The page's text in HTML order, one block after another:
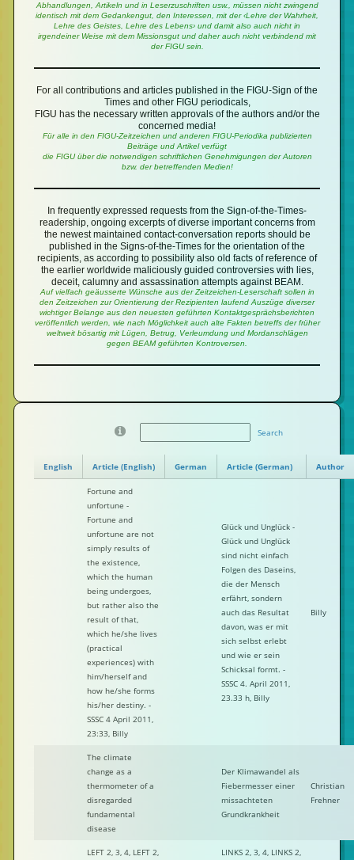
Abhandlungen, Artikeln und in Leserzuschriften usw., müssen nicht zwingend
identisch mit dem Gedankengut, den Interessen, mit der ‹Lehre der Wahrheit,
Lehre des Geistes, Lehre des Lebens› und damit also auch nicht in
irgendeiner Weise mit dem Missionsgut und daher auch nicht verbindend mit
der FIGU sein.
For all contributions and articles published in the FIGU-Sign of the
Times and other FIGU periodicals,
FIGU has the necessary written approvals of the authors and/or the
concerned media!
Für alle in den FIGU-Zeitzeichen und anderen FIGU-Periodika publizierten
Beiträge und Artikel verfügt
die FIGU über die notwendigen schriftlichen Genehmigungen der Autoren
bzw. der betreffenden Medien!
In frequently expressed requests from the Sign-of-the-Times-
readership, ongoing excerpts of diverse important concerns from
the newest maintained contact-conversation reports should be
published in the Signs-of-the-Times for the orientation of the
recipients, as according to possibility also old facts of reference of
the earlier worldwide maliciously guided controversies with lies,
deceit, calumny and assassination attempts against BEAM.
Auf vielfach geäusserte Wünsche aus der Zeitzeichen-Leserschaft sollen in
den Zeitzeichen zur Orientierung der Rezipienten laufend Auszüge diverser
wichtiger Belange aus den neuesten geführten Kontaktgesprächsberichten
veröffentlich werden, wie nach Möglichkeit auch alte Fakten betreffs der früher
weltweit bösartig mit Lügen, Betrug, Verleumdung und Mordanschlägen
gegen BEAM geführten Kontroversen.
Search
English Article (English) German Article (German) Author
Fortune and
unfortune -
Fortune and
unfortune are not
simply results of
the existence,
which the human
being undergoes,
but rather also the
result of that,
which he/she lives
(practical
experiences) with
him/herself and
how he/she forms
his/her destiny. -
SSSC 4 April 2011,
23:33, Billy
Glück und Unglück -
Glück und Unglück
sind nicht einfach
Folgen des Daseins,
die der Mensch
erfährt, sondern
auch das Resultat
davon, was er mit
sich selbst erlebt
und wie er sein
Schicksal formt. -
SSSC 4. April 2011,
23.33 h, Billy
Billy
The climate
change as a
thermometer of a
disregarded
fundamental
disease
Der Klimawandel als
Fiebermesser einer
missachteten
Grundkrankheit
Christian
Frehner
LEFT 2, 3, 4, LEFT 2,
LINKS 2, 3, 4, LINKS 2,